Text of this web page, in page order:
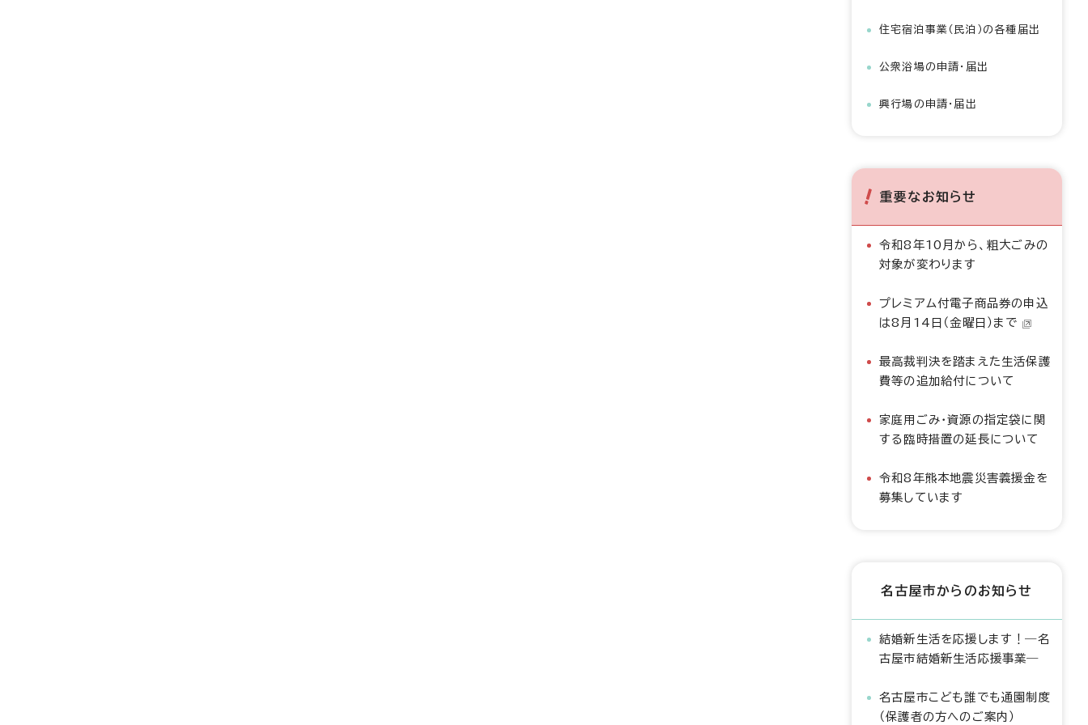
住宅宿泊事業（民泊）の各種届出
公衆浴場の申請・届出
興行場の申請・届出
重要なお知らせ
令和8年10月から、粗大ごみの
対象が変わります
プレミアム付電子商品券の申込
は8月14日（金曜日）まで
最高裁判決を踏まえた生活保護
費等の追加給付について
家庭用ごみ・資源の指定袋に関
する臨時措置の延長について
令和8年熊本地震災害義援金を
募集しています
名古屋市からのお知らせ
結婚新生活を応援します！―名
古屋市結婚新生活応援事業―
名古屋市こども誰でも通園制度
（保護者の方へのご案内）